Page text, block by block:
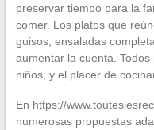
preservar tiempo para la
comer. Los platos que
guisos, ensaladas
aumentar la cuenta.
niños, y el placer de
En https://
numerosas propuestas